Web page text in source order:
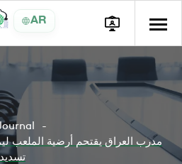
AR
مدرب العراق يقتحم أرضية الملعب